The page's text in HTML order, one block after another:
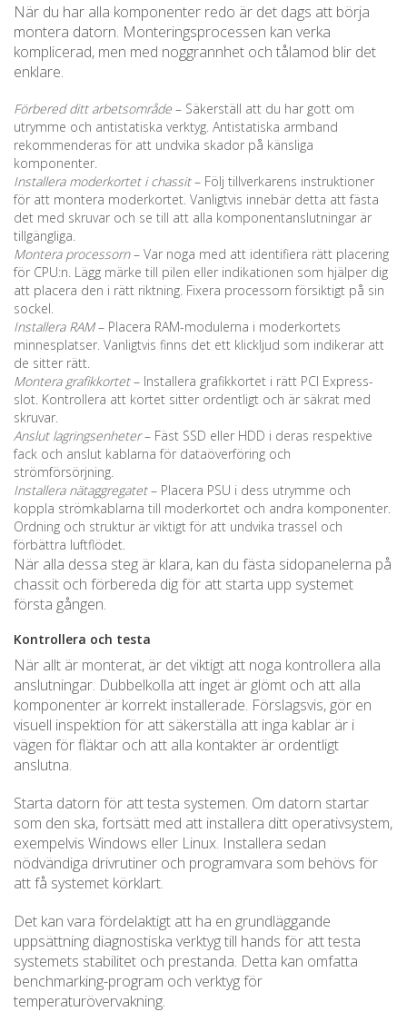
När du har alla komponenter redo är det dags att börja
montera datorn. Monteringsprocessen kan verka
komplicerad, men med noggrannhet och tålamod blir det
enklare.
Förbered ditt arbetsområde – Säkerställ att du har gott om
utrymme och antistatiska verktyg. Antistatiska armband
rekommenderas för att undvika skador på känsliga
komponenter.
Installera moderkortet i chassit– Följ tillverkarens instruktioner
för att montera moderkortet. Vanligtvis innebär detta att fästa
det med skruvar och se till att alla komponentanslutningar är
tillgängliga.
Montera processorn– Var noga med att identifiera rätt placering
för CPU:n. Lägg märke till pilen eller indikationen som hjälper dig
att placera den i rätt riktning. Fixera processorn försiktigt på sin
sockel.
Installera RAM– Placera RAM-modulerna i moderkortets
minnesplatser. Vanligtvis finns det ett klickljud som indikerar att
de sitter rätt.
Montera grafikkortet– Installera grafikkortet i rätt PCI Express-
slot. Kontrollera att kortet sitter ordentligt och är säkrat med
skruvar.
Anslut lagringsenheter– Fäst SSD eller HDD i deras respektive
fack och anslut kablarna för dataöverföring och
strömförsörjning.
Installera nätaggregatet– Placera PSU i dess utrymme och
koppla strömkablarna till moderkortet och andra komponenter.
Ordning och struktur är viktigt för att undvika trassel och
förbättra luftflödet.
När alla dessa steg är klara, kan du fästa sidopanelerna på
chassit och förbereda dig för att starta upp systemet
första gången.
Kontrollera och testa
När allt är monterat, är det viktigt att noga kontrollera alla
anslutningar. Dubbelkolla att inget är glömt och att alla
komponenter är korrekt installerade. Förslagsvis, gör en
visuell inspektion för att säkerställa att inga kablar är i
vägen för fläktar och att alla kontakter är ordentligt
anslutna.
Starta datorn för att testa systemen. Om datorn startar
som den ska, fortsätt med att installera ditt operativsystem,
exempelvis Windows eller Linux. Installera sedan
nödvändiga drivrutiner och programvara som behövs för
att få systemet körklart.
Det kan vara fördelaktigt att ha en grundläggande
uppsättning diagnostiska verktyg till hands för att testa
systemets stabilitet och prestanda. Detta kan omfatta
benchmarking-program och verktyg för
temperaturövervakning.